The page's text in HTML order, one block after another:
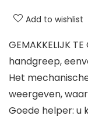
Add to wishlist
GEMAKKELIJK
handgreep,
Het
weergeven,
Goede helper: u